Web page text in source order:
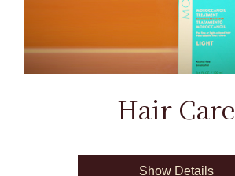
Hair Care
Show Details